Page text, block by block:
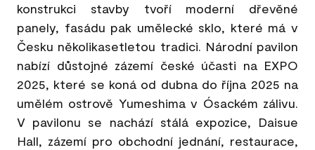
konstrukci stavby tvoří moderní dřevěné
panely, fasádu pak umělecké sklo, které má v
Česku několikasetletou tradici. Národní pavilon
nabízí důstojné zázemí české účasti na EXPO
2025, které se koná od dubna do října 2025 na
umělém ostrově Yumeshima v Ósackém zálivu.
V pavilonu se nachází stálá expozice, Daisue
Hall, zázemí pro obchodní jednání, restaurace,